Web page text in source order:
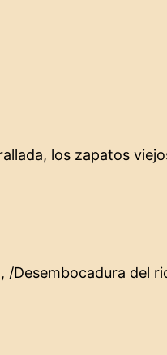
los zapatos
/Desembocadura del